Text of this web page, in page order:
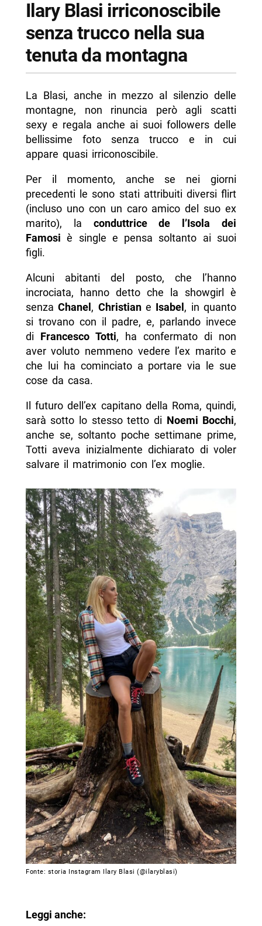
Ilary Blasi irriconoscibile
senza trucco nella sua
tenuta da montagna
La Blasi, anche in mezzo al silenzio delle
montagne, non rinuncia però agli scatti
sexy e regala anche ai suoi followers delle
bellissime foto senza trucco e in cui
appare quasi irriconoscibile.
Per il momento, anche se nei giorni
precedenti le sono stati attribuiti diversi flirt
(incluso uno con un caro amico del suo ex
marito), la conduttrice de l’Isola dei
Famosiè single e pensa soltanto ai suoi
figli.
Alcuni abitanti del posto, che l’hanno
incrociata, hanno detto che la showgirl è
senzaChanel, Christian e Isabel, in quanto
si trovano con il padre, e, parlando invece
di Francesco Totti, ha confermato di non
aver voluto nemmeno vedere l’ex marito e
che lui ha cominciato a portare via le sue
cose da casa.
Il futuro dell’ex capitano della Roma, quindi,
sarà sotto lo stesso tetto di Noemi Bocchi,
anche se, soltanto poche settimane prime,
Totti aveva inizialmente dichiarato di voler
salvare il matrimonio con l’ex moglie.
Fonte: storia Instagram Ilary Blasi (@ilaryblasi)
Leggi anche: